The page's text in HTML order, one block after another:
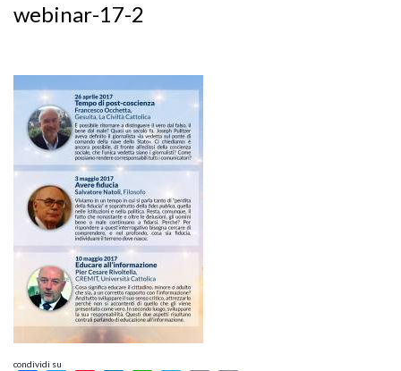
webinar-17-2
condividi su